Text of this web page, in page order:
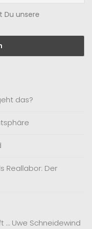
Du unsere
das?
Reallabor: Der
… Uwe Schneidewind